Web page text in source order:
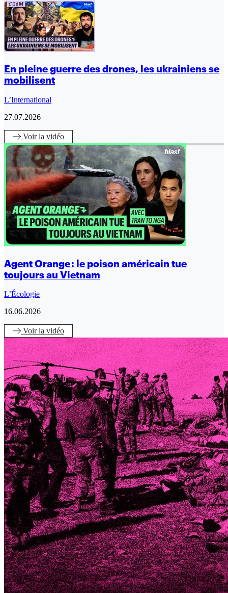
En pleine guerre des drones, les ukrainiens se
mobilisent
L’International
27.07.2026
Voirla vidéo
Agent Orange : le poison américain tue
toujours au Vietnam
L’Écologie
16.06.2026
Voirla vidéo